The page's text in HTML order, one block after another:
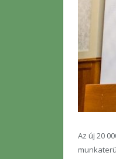
Az új 20